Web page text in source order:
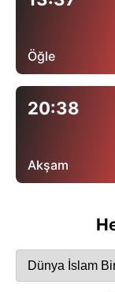
Öğle
20:38
Akşam